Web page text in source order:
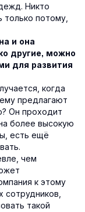
Никто
потому,
и она
другие, можно
для развития
когда
предлагают
Он проходит
более высокую
есть ещё
чем
к этому
сотрудников,
такой